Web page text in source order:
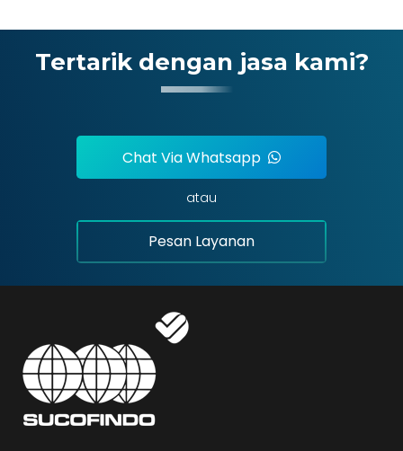
Tertarik dengan jasa kami?
Chat Via Whatsapp
atau
Pesan Layanan